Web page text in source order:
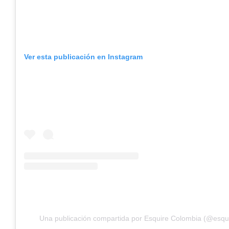
Ver esta publicación en Instagram
Una publicación compartida por Esquire Colombia